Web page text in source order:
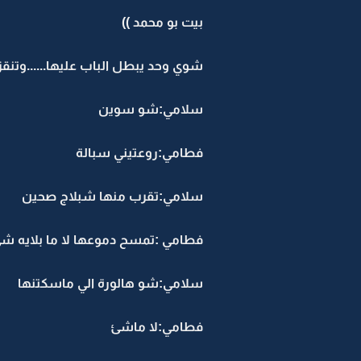
بيت بو محمد ))
شوي وحد يبطل الباب
سلامي:شو سوين
فطامي:روعتيني سبالة
سلامي:تقرب منها شبلاج صحين
فطامي :تمسح دموعها لا ما بلايه
سلامي:شو هالورة الي ماسكتنها
فطامي:لا ماشئ